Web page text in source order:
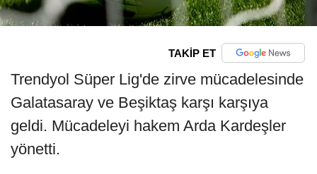
TAKİP ET
Trendyol Süper Lig'de zirve mücadelesinde
Galatasaray ve Beşiktaş karşı karşıya
geldi. Mücadeleyi hakem Arda Kardeşler
yönetti.